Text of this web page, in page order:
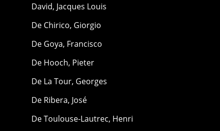
David, Jacques Louis
De Chirico, Giorgio
De Goya, Francisco
De Hooch, Pieter
De La Tour, Georges
De Ribera, José
De Toulouse-Lautrec, Henri